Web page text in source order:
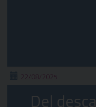
22/08/2025
Del